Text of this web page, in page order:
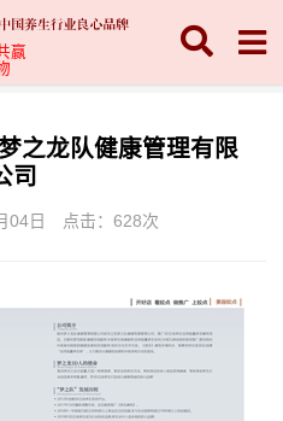
赢
之龙队健康管理有限
司
04日 点击： 628次